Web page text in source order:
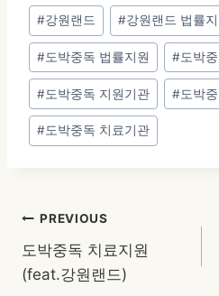
Post
Tags:
#강원랜드 #강원랜드 법률지
#도박중독 법률지원 #도박
#도박중독 지원기관 #도박
#도박중독 치료기관
글
탐
PREVIOUS
도박중독 치료지원
(feat.강원랜드)